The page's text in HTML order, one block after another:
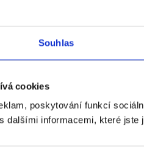
Souhlas
cookies
poskytování funkcí
dalšími informacemi, které